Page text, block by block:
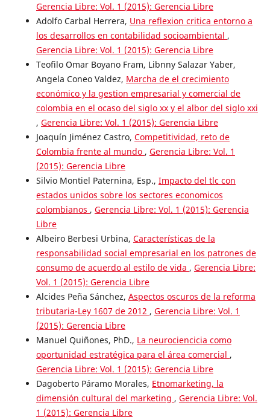
Gerencia Libre: Vol. 1 (2015): Gerencia Libre
Adolfo Carbal Herrera, Una reflexion critica entorno a
los desarrollos en contabilidad socioambiental ,
Gerencia Libre: Vol. 1 (2015): Gerencia Libre
Teofilo Omar Boyano Fram, Libnny Salazar Yaber,
Angela Coneo Valdez, Marcha de el crecimiento
económico y la gestion empresarial y comercial de
colombia en el ocaso del siglo xx y el albor del siglo xxi
, Gerencia Libre: Vol. 1 (2015): Gerencia Libre
Joaquín Jiménez Castro, Competitividad, reto de
Colombia frente al mundo , Gerencia Libre: Vol. 1
(2015): Gerencia Libre
Silvio Montiel Paternina, Esp., Impacto del tlc con
estados unidos sobre los sectores economicos
colombianos , Gerencia Libre: Vol. 1 (2015): Gerencia
Libre
Albeiro Berbesi Urbina, Características de la
responsabilidad social empresarial en los patrones de
consumo de acuerdo al estilo de vida , Gerencia Libre:
Vol. 1 (2015): Gerencia Libre
Alcides Peña Sánchez, Aspectos oscuros de la reforma
tributaria-Ley 1607 de 2012 , Gerencia Libre: Vol. 1
(2015): Gerencia Libre
Manuel Quiñones, PhD., La neurociencicia como
oportunidad estratégica para el área comercial ,
Gerencia Libre: Vol. 1 (2015): Gerencia Libre
Dagoberto Páramo Morales, Etnomarketing, la
dimensión cultural del marketing , Gerencia Libre: Vol.
1 (2015): Gerencia Libre